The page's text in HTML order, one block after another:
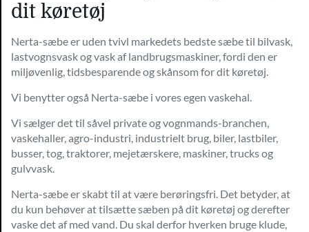
dit køretøj
Nerta-sæbe er uden tvivl markedets bedste sæbe til bilvask,
lastvognsvask og vask af landbrugsmaskiner, fordi den er
miljøvenlig, tidsbesparende og skånsom for dit køretøj.
Vi benytter også Nerta-sæbe i vores egen vaskehal.
Vi sælger det til såvel private og vognmands-branchen,
vaskehaller, agro-industri, industrielt brug, biler, lastbiler,
busser, tog, traktorer, mejetærskere, maskiner, trucks og
gulvvask.
Nerta-sæbe er skabt til at være berøringsfri. Det betyder, at
du kun behøver at tilsætte sæben på dit køretøj og derefter
vaske det af med vand. Du skal derfor hverken bruge klude,